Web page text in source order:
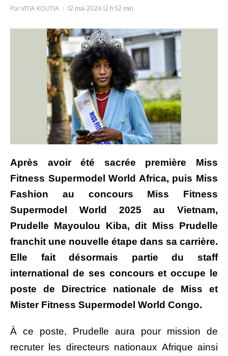
ParVITIA KOUTIA 12 mai 2026 12 h 52 min
Après avoir été sacrée première Miss
Fitness Supermodel World Africa, puis Miss
Fashion au concours Miss Fitness
Supermodel World 2025 au Vietnam,
Prudelle Mayoulou Kiba, dit Miss Prudelle
franchit une nouvelle étape dans sa carrière.
Elle fait désormais partie du staff
international de ses concours et occupe le
poste de Directrice nationale de Miss et
Mister Fitness Supermodel World Congo.
À ce poste, Prudelle aura pour mission de
recruter les directeurs nationaux Afrique ainsi